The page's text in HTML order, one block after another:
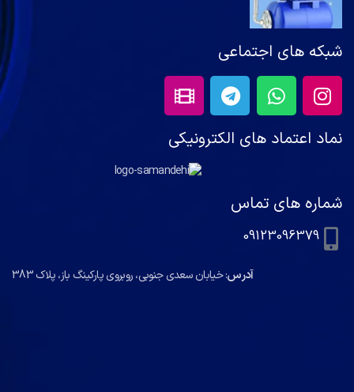
شبکه های اجتماعی
نماد اعتماد های الکترونیکی
شماره های تماس
09123096379
آدرس: خیابان سعدی جنوبی، روبروی پارکینگ باز، پلاک 383